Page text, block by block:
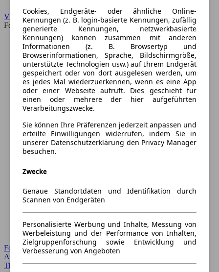
VW
Forum
Forum Startseite
Alle Auto-Foren
Themen-Forum
Cookies, Endgeräte- oder ähnliche Online-
Kennungen (z. B. login-basierte Kennungen, zufällig
generierte Kennungen, netzwerkbasierte
Kennungen) können zusammen mit anderen
Informationen (z. B. Browsertyp und
Browserinformationen, Sprache, Bildschirmgröße,
unterstützte Technologien usw.) auf Ihrem Endgerät
gespeichert oder von dort ausgelesen werden, um
es jedes Mal wiederzuerkennen, wenn es eine App
oder einer Webseite aufruft. Dies geschieht für
einen oder mehrere der hier aufgeführten
Verarbeitungszwecke.
Sie können Ihre Präferenzen jederzeit anpassen und
erteilte Einwilligungen widerrufen, indem Sie in
unserer Datenschutzerklärung den Privacy Manager
besuchen.
Zwecke
Genaue Standortdaten und Identifikation durch
Scannen von Endgeräten
Personalisierte Werbung und Inhalte, Messung von
Werbeleistung und der Performance von Inhalten,
Zielgruppenforschung sowie Entwicklung und
Verbesserung von Angeboten